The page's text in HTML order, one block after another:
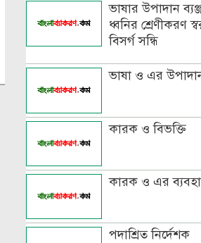
ভাষার উপাদান
ধ্বনির শ্রেণীকরণ
বিসর্গ সন্ধি
ভাষা ও এর
কারক ও বিভক্তি
কারক ও এর
পদাশ্রিত নির্দেশক